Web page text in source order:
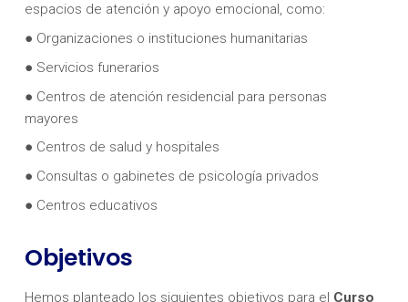
espacios de atención y apoyo emocional, como:
● Organizaciones o instituciones humanitarias
● Servicios funerarios
● Centros de atención residencial para personas
mayores
● Centros de salud y hospitales
● Consultas o gabinetes de psicología privados
● Centros educativos
Objetivos
Hemos planteado los siguientes objetivos para el Curso